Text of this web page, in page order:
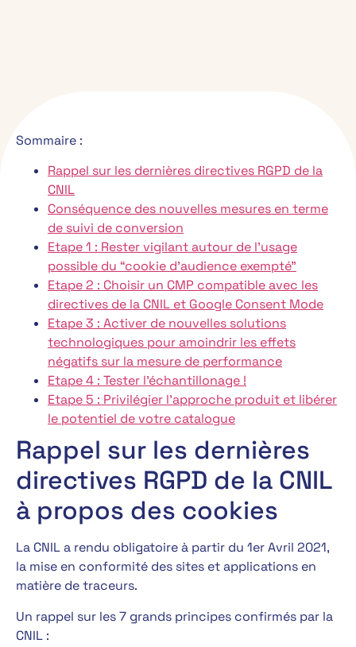
Sommaire :
Rappel sur les dernières directives RGPD de la
CNIL
Conséquence des nouvelles mesures en terme
de suivi de conversion
Etape 1 : Rester vigilant autour de l’usage
possible du “cookie d’audience exempté”
Etape 2 : Choisir un CMP compatible avec les
directives de la CNIL et Google Consent Mode
Etape 3 : Activer de nouvelles solutions
technologiques pour amoindrir les effets
négatifs sur la mesure de performance
Etape 4 : Tester l’échantillonage !
Etape 5 : Privilégier l’approche produit et libérer
le potentiel de votre catalogue
Rappel sur les dernières
directives RGPD de la CNIL
à propos des cookies
La CNIL a rendu obligatoire à partir du 1er Avril 2021,
la mise en conformité des sites et applications en
matière de traceurs.
Un rappel sur les 7 grands principes confirmés par la
CNIL :